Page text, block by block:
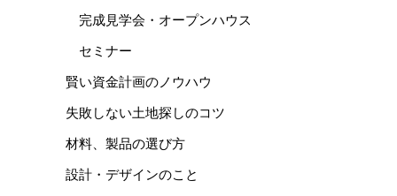
完成見学会・オープンハウス
セミナー
賢い資金計画のノウハウ
失敗しない土地探しのコツ
材料、製品の選び方
設計・デザインのこと